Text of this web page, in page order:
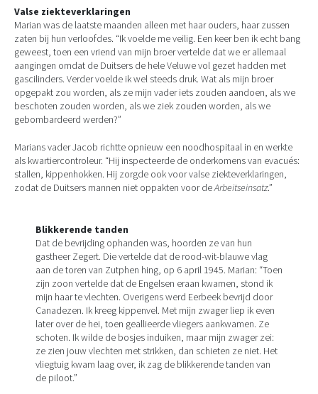
Valse ziekteverklaringen
Marian was de laatste maanden alleen met haar ouders, haar zussen
zaten bij hun verloofdes. “Ik voelde me veilig. Een keer ben ik echt bang
geweest, toen een vriend van mijn broer vertelde dat we er allemaal
aangingen omdat de Duitsers de hele Veluwe vol gezet hadden met
gascilinders. Verder voelde ik wel steeds druk. Wat als mijn broer
opgepakt zou worden, als ze mijn vader iets zouden aandoen, als we
beschoten zouden worden, als we ziek zouden worden, als we
gebombardeerd werden?”
Marians vader Jacob richtte opnieuw een noodhospitaal in en werkte
als kwartiercontroleur. “Hij inspecteerde de onderkomens van evacués:
stallen, kippenhokken. Hij zorgde ook voor valse ziekteverklaringen,
zodat de Duitsers mannen niet oppakten voor deArbeitseinsatz.”
Blikkerende tanden
Dat de bevrijding ophanden was, hoorden ze van hun
gastheer Zegert. Die vertelde dat de rood-wit-blauwe vlag
aan de toren van Zutphen hing, op 6 april 1945. Marian: “Toen
zijn zoon vertelde dat de Engelsen eraan kwamen, stond ik
mijn haar te vlechten. Overigens werd Eerbeek bevrijd door
Canadezen. Ik kreeg kippenvel. Met mijn zwager liep ik even
later over de hei, toen geallieerde vliegers aankwamen. Ze
schoten. Ik wilde de bosjes induiken, maar mijn zwager zei:
ze zien jouw vlechten met strikken, dan schieten ze niet. Het
vliegtuig kwam laag over, ik zag de blikkerende tanden van
de piloot.”